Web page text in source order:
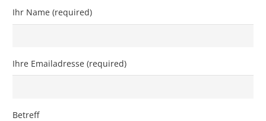
Ihr Name (required)
Ihre Emailadresse (required)
Betreff